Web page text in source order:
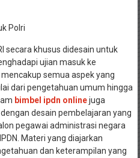
Polri
secara khusus didesain untuk
ujian masuk ke
semua aspek yang
dari pengetahuan umum hingga
bimbel ipdn onlinejuga
desain pembelajaran yang
pegawai administrasi negara
Materi yang diajarkan
dan keterampilan yang